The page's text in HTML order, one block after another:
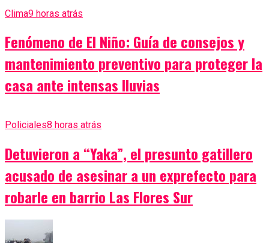
Clima9 horas atrás
Fenómeno de El Niño: Guía de consejos y
mantenimiento preventivo para proteger la
casa ante intensas lluvias
Policiales8 horas atrás
Detuvieron a “Yaka”, el presunto gatillero
acusado de asesinar a un exprefecto para
robarle en barrio Las Flores Sur